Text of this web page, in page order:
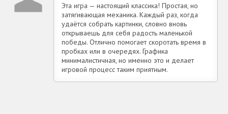
Эта игра — настоящий классика! Простая, но
затягивающая механика. Каждый раз, когда
удаётся собрать картинки, словно вновь
открываешь для себя радость маленькой
победы. Отлично помогает скоротать время в
пробках или в очередях. Графика
минималистичная, но именно это и делает
игровой процесс таким приятным.